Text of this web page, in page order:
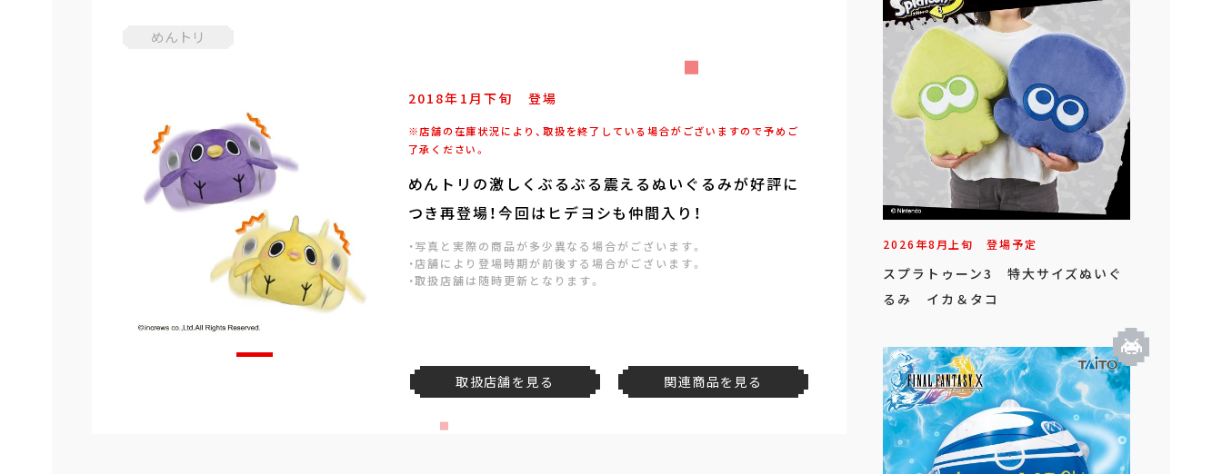
めんトリ
2018年 1月下旬 登場
※店舗の在庫状況により、取扱を終了している場合がございますので予めご
了承ください。
めんトリの激しくぶるぶる震えるぬいぐるみが好評に
つき再登場！今回はヒデヨシも仲間入り！
・写真と実際の商品が多少異なる場合がございます。
・店舗により登場時期が前後する場合がございます。
・取扱店舗は随時更新となります。
取扱店舗を見る 関連商品を見る
2026年8月上旬 登場予定
スプラトゥーン3 特大サイズぬいぐ
るみ イカ＆タコ